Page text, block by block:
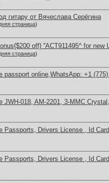
гитару от Вячеслава Серёгина
страница)
off} ''ACT911495^ for new
страница)
passport online,WhatsApp: +1
JWH-018, AM-2201, 3-MMC
Passports, Drivers License , Id
Passports, Drivers License , Id